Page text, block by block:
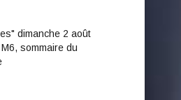
dimanche 2 août
sommaire du